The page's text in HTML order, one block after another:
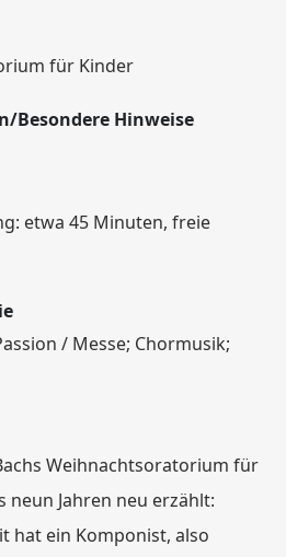
für Kinder
Besondere Hinweise
etwa 45 Minuten, freie
/ Messe; Chormusik;
Weihnachtsoratorium für
neun Jahren neu erzählt:
hat ein Komponist, also